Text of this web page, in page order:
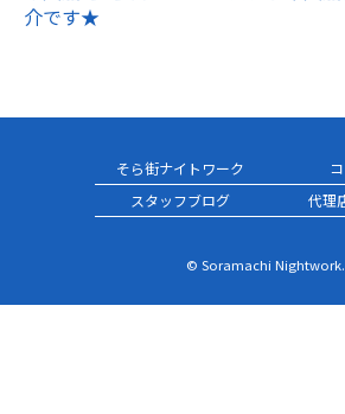
介です★
そら街ナイトワーク
スタッフブログ
代理
© Soramachi Nightwork.